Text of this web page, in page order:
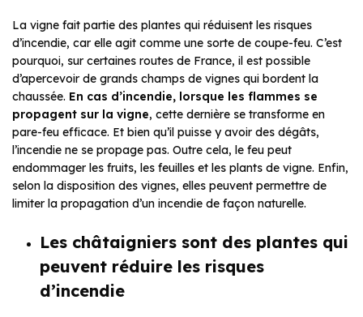
La vigne fait partie des plantes qui réduisent les risques
d’incendie, car elle agit comme une sorte de coupe-feu. C’est
pourquoi, sur certaines routes de France, il est possible
d’apercevoir de grands champs de vignes qui bordent la
chaussée. En cas d’incendie, lorsque les flammes se
propagent sur la vigne, cette dernière se transforme en
pare-feu efficace. Et bien qu’il puisse y avoir des dégâts,
l’incendie ne se propage pas. Outre cela, le feu peut
endommager les fruits, les feuilles et les plants de vigne. Enfin,
selon la disposition des vignes, elles peuvent permettre de
limiter la propagation d’un incendie de façon naturelle.
Les châtaigniers sont des plantes qui
peuvent réduire les risques
d’incendie